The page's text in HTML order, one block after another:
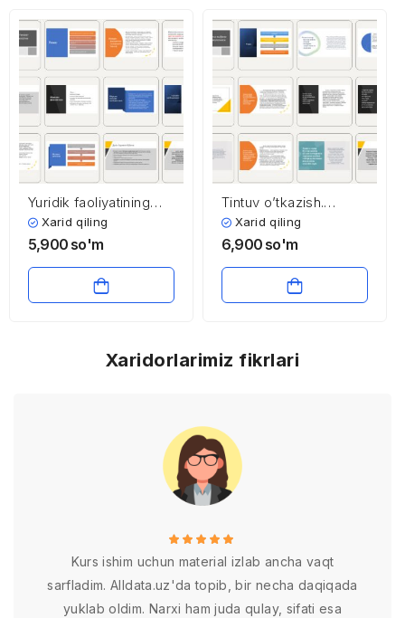
Yuridik faoliyatining
ijtimoiy-psixologik
asoslari
Xarid qiling
5,900 so'm
Tintuv o’tkazish.
Hodisa joyini ko’zdan
kechirish psixologiyasi
Xarid qiling
6,900 so'm
Xaridorlarimiz fikrlari
Kurs ishim uchun material izlab ancha vaqt
sarfladim. Alldata.uz'da topib, bir necha daqiqada
yuklab oldim. Narxi ham juda qulay, sifati esa